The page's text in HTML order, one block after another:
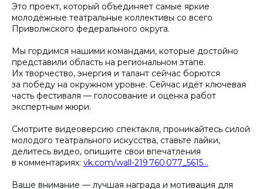
Это проект, который объединяет самые яркие
молодёжные театральные коллективы со всего
Приволжского федерального округа.
Мы гордимся нашими командами, которые достойно
представили область на региональном этапе.
Их творчество, энергия и талант сейчас борются
за победу на окружном уровне. Сейчас идёт ключевая
часть фестиваля — голосование и оценка работ
экспертным жюри.
Смотрите видеоверсию спектакля, проникайтесь силой
молодого театрального искусства, ставьте лайки,
делитесь видео, опишите свои впечатления
в комментариях: vk.com/wall-219 760 077_5615…
Ваше внимание — лучшая награда и мотивация для